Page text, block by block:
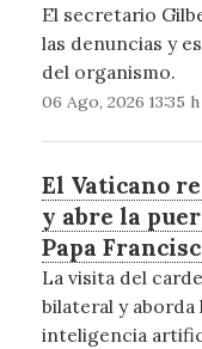
El secretario
las denuncias y
del organismo.
06 Ago, 2026 13:35 h
El Vaticano
y abre la
Papa
La visita del
bilateral y aborda
inteligencia